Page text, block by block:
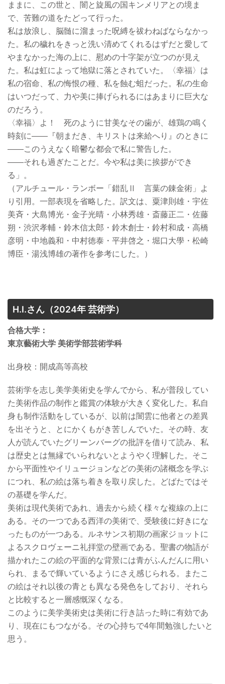
ままに、この世と、闇と旋風の国キンメリアとの境ま
で、苦難の道をたどって行った。
私は放浪し、脳髄に溜まった呪縛を祓わねばならなかっ
た。私の穢れをきっと洗い清めてくれるはずだと愛して
やまなかった海の上に、慰めの十字架が立つのが見え
た。私は虹によって地獄に落とされていた。〈幸福〉は
私の宿命、私の悔恨の種、私を蝕む蛆だった。私の生命
はいつだって、力や美に捧げられるにはあまりに巨大な
のだろう。
〈幸福〉よ！ 死のように甘美なその歯が、雄鶏の鳴く
時刻に——『朝まだき、キリストは来給へり』のときに
——このうえなく暗鬱な都会で私に警告した。
——それも過ぎたことだ。今や私は美に挨拶ができ
る」。
（アルチュール・ランボー「錯乱Ⅱ 言葉の錬金術」よ
り引用。一部表現を省略した。訳文は、粟津則雄・宇佐
美斉・大島博光・金子光晴・小林秀雄・斎藤正二・佐藤
朔・渋沢孝輔・鈴木信太郎・鈴木創士・鈴村和成・高橋
彦明・中地義和・中村徳泰・平井啓之・堀口大學・松崎
博臣・湯浅博雄の著作を参考にした。）
H.I.さん （2024年 芸術学）
合格大学：
東京藝術大学 美術学部芸術学科
出身校 ：開成高等高校
芸術学を志し美学美術史を学んでから、私が普段してい
た美術作品の制作と鑑賞の体験が大きく変化した。私自
身も制作活動をしているが、以前は闇雲に他者との差異
を出そうと、とにかくもがき苦しんでいた。その時、友
人が読んでいたグリーンバーグの批評を借りて読み、私
は歴史とは無縁でいられないとようやく理解した。そこ
から平面性やイリュージョンなどの美術の諸概念を学ぶ
につれ、私の絵は落ち着きを取り戻した。どばたではそ
の基礎を学んだ。
美術は現代美術であれ、過去から続く様々な複線の上に
ある。その一つである西洋の美術で、受験後に好きにな
ったものが一つある。ルネサンス初期の画家ジョットに
よるスクロヴェーニ礼拝堂の壁画である。聖書の物語が
描かれたこの絵の平面的な背景には青がふんだんに用い
られ、まるで輝いているようにさえ感じられる。またこ
の絵はそれ以後の青とも異なる発色をしており、それら
と比較すると一層感慨深くなる。
このように美学美術史は美術に行き詰った時に有効であ
り、現在にもつながる。その心持ちで4年間勉強したいと
思う。